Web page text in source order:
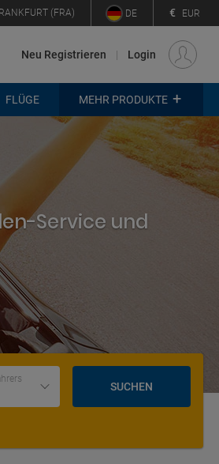
(FRA) DE € EUR
Neu Registrieren Login
FLÜGE MEHR PRODUKTE +
Service und
SUCHEN